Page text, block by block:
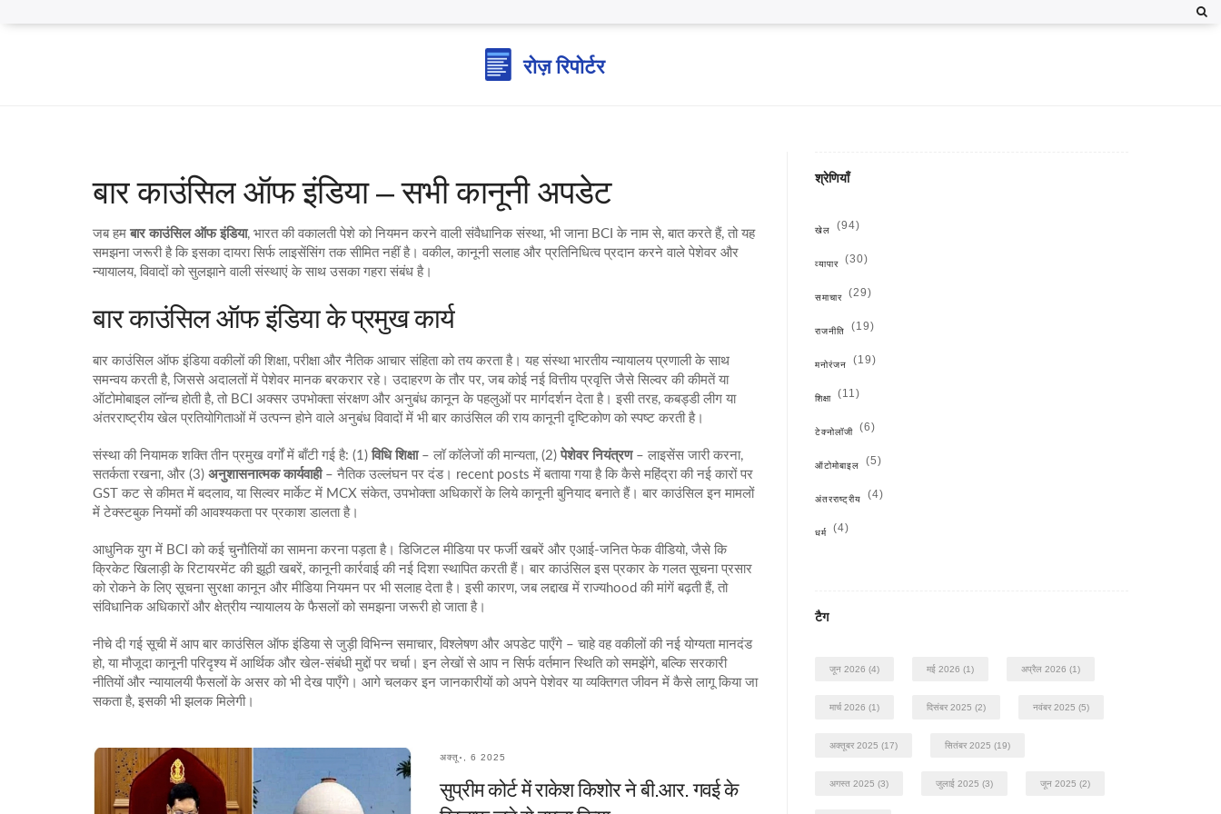
बार काउंसिल ऑफ इंडिया – सभी कानूनी अपडेट
जब हम बार काउंसिल ऑफ इंडिया, भारत की वकालती पेशे को नियमन करने वाली संवैधानिक संस्था, भी जाना BCI के नाम से, बात करते हैं, तो यह
समझना जरूरी है कि इसका दायरा सिर्फ लाइसेंसिंग तक सीमित नहीं है। वकील, कानूनी सलाह और प्रतिनिधित्व प्रदान करने वाले पेशेवर और
न्यायालय, विवादों को सुलझाने वाली संस्थाएं के साथ उसका गहरा संबंध है।
बार काउंसिल ऑफ इंडिया के प्रमुख कार्य
बार काउंसिल ऑफ इंडिया वकीलों की शिक्षा, परीक्षा और नैतिक आचार संहिता को तय करता है। यह संस्था भारतीय न्यायालय प्रणाली के साथ
समन्वय करती है, जिससे अदालतों में पेशेवर मानक बरकरार रहे। उदाहरण के तौर पर, जब कोई नई वित्तीय प्रवृत्ति जैसे सिल्वर की कीमतें या
ऑटोमोबाइल लॉन्च होती है, तो BCI अक्सर उपभोक्ता संरक्षण और अनुबंध कानून के पहलुओं पर मार्गदर्शन देता है। इसी तरह, कबड्डी लीग या
अंतरराष्ट्रीय खेल प्रतियोगिताओं में उत्पन्न होने वाले अनुबंध विवादों में भी बार काउंसिल की राय कानूनी दृष्टिकोण को स्पष्ट करती है।
संस्था की नियामक शक्ति तीन प्रमुख वर्गों में बाँटी गई है: (1) विधि शिक्षा– लॉ कॉलेजों की मान्यता, (2) पेशेवर नियंत्रण– लाइसेंस जारी करना,
सतर्कता रखना, और (3) अनुशासनात्मक कार्यवाही– नैतिक उल्लंघन पर दंड। recent posts में बताया गया है कि कैसे महिंद्रा की नई कारों पर
GST कट से कीमत में बदलाव, या सिल्वर मार्केट में MCX संकेत, उपभोक्ता अधिकारों के लिये कानूनी बुनियाद बनाते हैं। बार काउंसिल इन मामलों
में टेक्स्टबुक नियमों की आवश्यकता पर प्रकाश डालता है।
आधुनिक युग में BCI को कई चुनौतियों का सामना करना पड़ता है। डिजिटल मीडिया पर फर्जी खबरें और एआई-जनित फेक वीडियो, जैसे कि
क्रिकेट खिलाड़ी के रिटायरमेंट की झूठी खबरें, कानूनी कार्रवाई की नई दिशा स्थापित करती हैं। बार काउंसिल इस प्रकार के गलत सूचना प्रसार
को रोकने के लिए सूचना सुरक्षा कानून और मीडिया नियमन पर भी सलाह देता है। इसी कारण, जब लद्दाख में राज्यhood की मांगें बढ़ती हैं, तो
संविधानिक अधिकारों और क्षेत्रीय न्यायालय के फैसलों को समझना जरूरी हो जाता है।
नीचे दी गई सूची में आप बार काउंसिल ऑफ इंडिया से जुड़ी विभिन्न समाचार, विश्लेषण और अपडेट पाएँगे – चाहे वह वकीलों की नई योग्यता मानदंड
हो, या मौजूदा कानूनी परिदृश्य में आर्थिक और खेल-संबंधी मुद्दों पर चर्चा। इन लेखों से आप न सिर्फ वर्तमान स्थिति को समझेंगे, बल्कि सरकारी
नीतियों और न्यायालयी फैसलों के असर को भी देख पाएँगे। आगे चलकर इन जानकारीयों को अपने पेशेवर या व्यक्तिगत जीवन में कैसे लागू किया जा
सकता है, इसकी भी झलक मिलेगी।
अक्तू॰, 6 2025
सुप्रीम कोर्ट में राकेश किशोर ने बी.आर. गवई के
श्रेणियाँ
खेल (94)
व्यापार (30)
समाचार (29)
राजनीति (19)
मनोरंजन (19)
शिक्षा (11)
टेक्नोलॉजी (6)
ऑटोमोबाइल (5)
अंतरराष्ट्रीय (4)
धर्म (4)
टैग
जून 2026 (4) मई 2026 (1) अप्रैल 2026 (1)
मार्च 2026 (1) दिसंबर 2025 (2) नवंबर 2025 (5)
अक्तूबर 2025 (17) सितंबर 2025 (19)
अगस्त 2025 (3) जुलाई 2025 (3) जून 2025 (2)